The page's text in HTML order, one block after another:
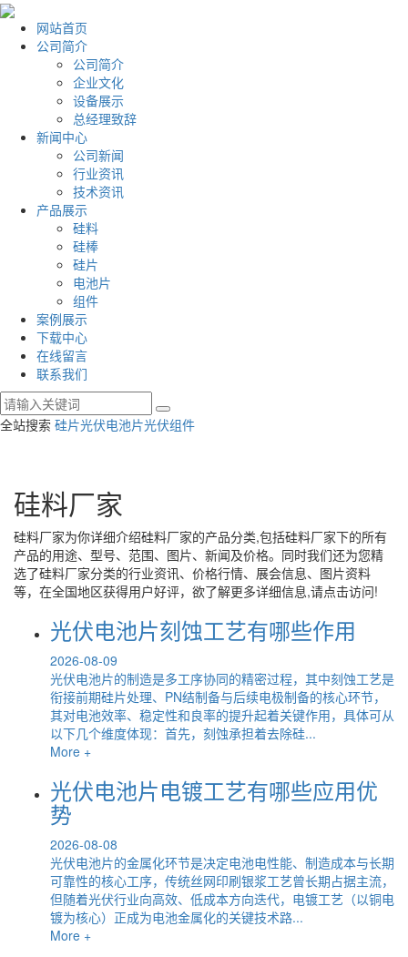
网站首页
公司简介
公司简介
企业文化
设备展示
总经理致辞
新闻中心
公司新闻
行业资讯
技术资讯
产品展示
硅料
硅棒
硅片
电池片
组件
案例展示
下载中心
在线留言
联系我们
全站搜索 硅片光伏电池片光伏组件
硅料厂家
硅料厂家为你详细介绍硅料厂家的产品分类,包括硅料厂家下的所有
产品的用途、型号、范围、图片、新闻及价格。同时我们还为您精
选了硅料厂家分类的行业资讯、价格行情、展会信息、图片资料
等，在全国地区获得用户好评，欲了解更多详细信息,请点击访问!
光伏电池片刻蚀工艺有哪些作用
2026-08-09
光伏电池片的制造是多工序协同的精密过程，其中刻蚀工艺是
衔接前期硅片处理、PN结制备与后续电极制备的核心环节，
其对电池效率、稳定性和良率的提升起着关键作用，具体可从
以下几个维度体现：首先，刻蚀承担着去除硅...
More +
光伏电池片电镀工艺有哪些应用优
势
2026-08-08
光伏电池片的金属化环节是决定电池电性能、制造成本与长期
可靠性的核心工序，传统丝网印刷银浆工艺曾长期占据主流，
但随着光伏行业向高效、低成本方向迭代，电镀工艺（以铜电
镀为核心）正成为电池金属化的关键技术路...
More +